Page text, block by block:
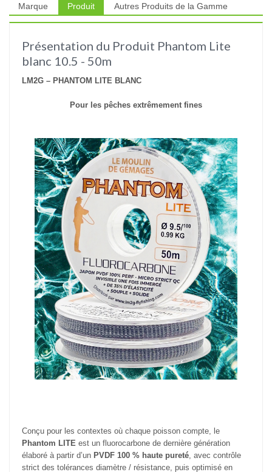
Marque Produit Autres Produits de la Gamme
Présentation du Produit Phantom Lite
blanc 10.5 - 50m
LM2G – PHANTOM LITE BLANC
Pour les pêches extrêmement fines
Conçu pour les contextes où chaque poisson compte, le
Phantom LITE est un fluorocarbone de dernière génération
élaboré à partir d’un PVDF 100 % haute pureté , avec contrôle
strict des tolérances diamètre / résistance, puis optimisé en